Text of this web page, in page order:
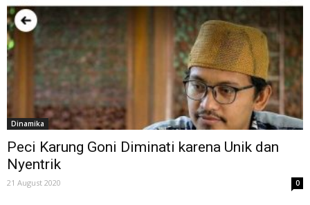
Dinamika
Peci Karung Goni Diminati karena Unik dan
Nyentrik
21 August 2020 0